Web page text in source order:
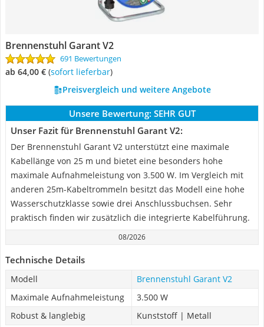
Brennenstuhl Garant V2
691 Bewertungen
ab 64,00 € ( Sofort lieferbar)
Preisvergleich und weitere Angebote
Unsere Bewertung: SEHR GUT
Unser Fazit für Brennenstuhl Garant V2:
Der Brennenstuhl Garant V2 unterstützt eine maximale
Kabellänge von 25 m und bietet eine besonders hohe
maximale Aufnahmeleistung von 3.500 W. Im Vergleich mit
anderen 25m-Kabeltrommeln besitzt das Modell eine hohe
Wasserschutzklasse sowie drei Anschlussbuchsen. Sehr
praktisch finden wir zusätzlich die integrierte Kabelführung.
08/2026
Technische Details
Modell
Brennenstuhl Garant V2
Maximale Aufnahmeleistung
3.500 W
Robust & langlebig
Kunststoff | Metall